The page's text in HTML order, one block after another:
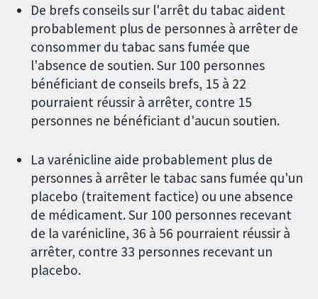
De brefs conseils sur l'arrêt du tabac aident
probablement plus de personnes à arrêter de
consommer du tabac sans fumée que
l'absence de soutien. Sur 100 personnes
bénéficiant de conseils brefs, 15 à 22
pourraient réussir à arrêter, contre 15
personnes ne bénéficiant d'aucun soutien.
La varénicline aide probablement plus de
personnes à arrêter le tabac sans fumée qu'un
placebo (traitement factice) ou une absence
de médicament. Sur 100 personnes recevant
de la varénicline, 36 à 56 pourraient réussir à
arrêter, contre 33 personnes recevant un
placebo.